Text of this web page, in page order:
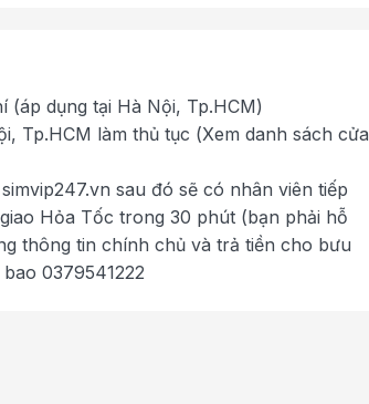
(áp dụng tại Hà Nội, Tp.HCM)
Tp.HCM làm thủ tục (Xem danh sách cửa
sau đó sẽ có nhân viên tiếp
Hỏa Tốc trong 30 phút (bạn phải hỗ
thông tin chính chủ và trả tiền cho bưu
0379541222